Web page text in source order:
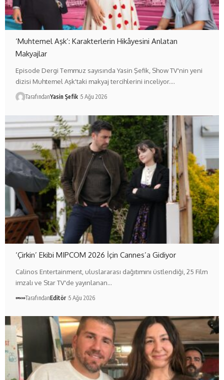
‘Muhtemel Aşk’: Karakterlerin Hikâyesini Anlatan
Makyajlar
Episode Dergi Temmuz sayısında Yasin Şefik, Show TV'nin yeni
dizisi Muhtemel Aşk'taki makyaj tercihlerini inceliyor.…
TarafındanYasin Şefik 5 Ağu 2026
‘Çirkin’ Ekibi MIPCOM 2026 İçin Cannes’a Gidiyor
Calinos Entertainment, uluslararası dağıtımını üstlendiği, 25 Film
imzalı ve Star TV'de yayınlanan…
TarafındanEditör 5 Ağu 2026